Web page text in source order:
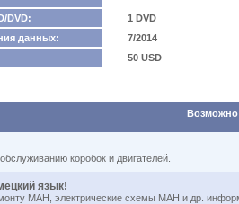
DVD:
1 DVD
данных:
7/2014
50 USD
Возможно
коробок и двигателей.
язык!
МАН, электрические схемы МАН и др.